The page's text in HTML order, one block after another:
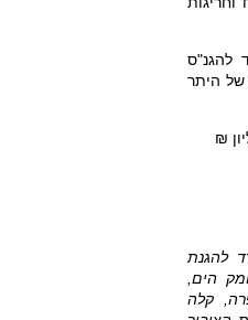
להגנ"ס
של היתר
להגנת
הים,
קלה